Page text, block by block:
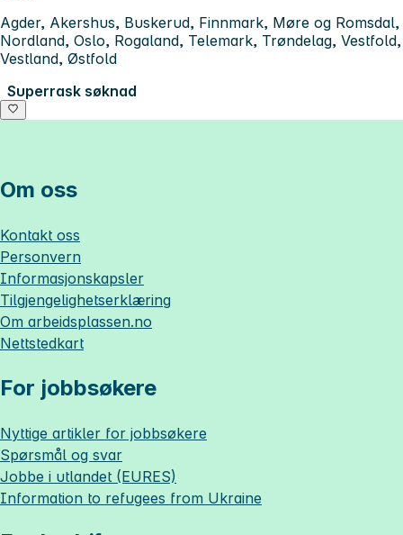
Agder, Akershus, Buskerud, Finnmark, Møre og Romsdal,
Nordland, Oslo, Rogaland, Telemark, Trøndelag, Vestfold,
Vestland, Østfold
Superrask søknad
Om oss
Kontakt oss
Personvern
Informasjonskapsler
Tilgjengelighetserklæring
Om arbeidsplassen.no
Nettstedkart
For jobbsøkere
Nyttige artikler for jobbsøkere
Spørsmål og svar
Jobbe i utlandet (EURES)
Information to refugees from Ukraine